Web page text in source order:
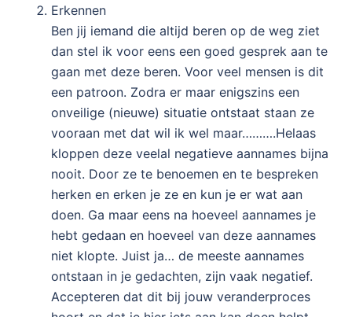
Erkennen
Ben jij iemand die altijd beren op de weg ziet
dan stel ik voor eens een goed gesprek aan te
gaan met deze beren. Voor veel mensen is dit
een patroon. Zodra er maar enigszins een
onveilige (nieuwe) situatie ontstaat staan ze
vooraan met dat wil ik wel maar……….Helaas
kloppen deze veelal negatieve aannames bijna
nooit. Door ze te benoemen en te bespreken
herken en erken je ze en kun je er wat aan
doen. Ga maar eens na hoeveel aannames je
hebt gedaan en hoeveel van deze aannames
niet klopte. Juist ja… de meeste aannames
ontstaan in je gedachten, zijn vaak negatief.
Accepteren dat dit bij jouw veranderproces